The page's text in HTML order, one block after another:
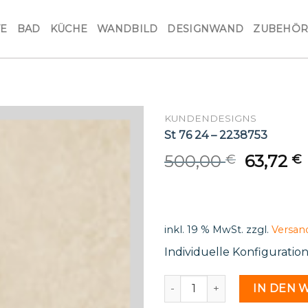
BAD KÜCHE WANDBILD DESIGNWAND ZUBEHÖR
KUNDENDESIGNS
St 76 24 – 2238753
500,00€
Original
63,72€
inkl. 19 % MwSt. zzgl.
Individuelle Konfiguration
St 76 24 - 2238753 Menge
IN DEN